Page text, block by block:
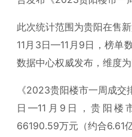
此次统计范围为贵阳在售
11月3日—11月9日，榜单
数据中心权威发布，维度为
《2023贵阳楼市一周成
日—11月9日，贵阳楼
66190.59万元（约合6.61